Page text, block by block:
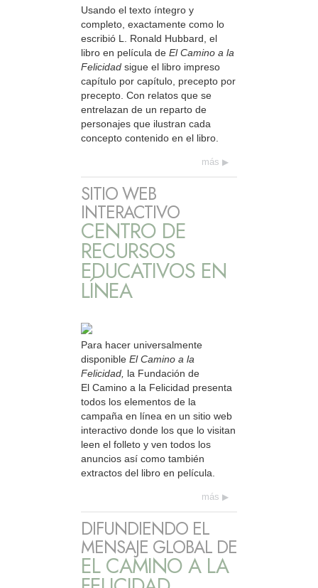
Usando el texto íntegro y
completo, exactamente como lo
escribió L. Ronald Hubbard, el
libro en película de El Camino a la
Felicidad sigue el libro impreso
capítulo por capítulo, precepto por
precepto. Con relatos que se
entrelazan de un reparto de
personajes que ilustran cada
concepto contenido en el libro.
más
SITIO WEB
INTERACTIVO
CENTRO DE
RECURSOS
EDUCATIVOS EN
LÍNEA
Para hacer universalmente
disponible El Camino a la
Felicidad, la Fundación de
El Camino a la Felicidad presenta
todos los elementos de la
campaña en línea en un sitio web
interactivo donde los que lo visitan
leen el folleto y ven todos los
anuncios así como también
extractos del libro en película.
más
DIFUNDIENDO EL
MENSAJE GLOBAL DE
EL CAMINO A LA